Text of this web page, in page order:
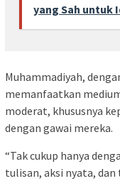
yang Sah untuk
Muhammadiyah,
memanfaatkan
moderat, khususnya
dengan gawai mereka.
“Tak cukup hanya
tulisan, aksi nyata,